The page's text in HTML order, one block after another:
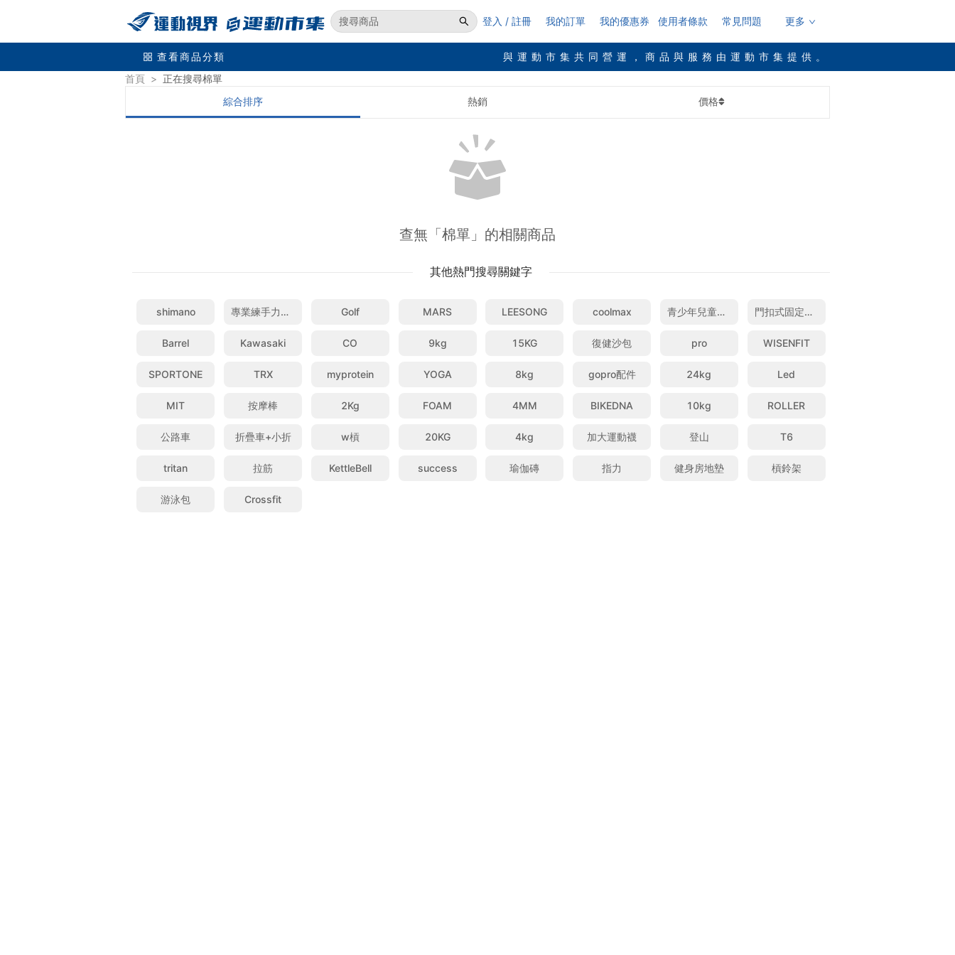
登入 / 註冊 我的訂單 我的優惠券 使用者條款 常見問題 更多
查看商品分類
與運動市集共同營運，商品與服務由運動市集提供。
首頁 > 正在搜尋棉單
綜合排序
熱銷 價格
查無「棉單」的相關商品
其他熱門搜尋關鍵字
shimano 專業練手力握力器 Golf MARS LEESONG coolmax 青少年兒童公路車 門扣式固定器訓練帶
Barrel Kawasaki CO 9kg 15KG 復健沙包 pro WISENFIT
SPORTONE TRX myprotein YOGA 8kg gopro配件 24kg Led
MIT 按摩棒 2Kg FOAM 4MM BIKEDNA 10kg ROLLER
公路車 折疊車+小折 w槓 20KG 4kg 加大運動襪 登山 T6
tritan 拉筋 KettleBell success 瑜伽磚 指力 健身房地墊 槓鈴架
游泳包 Crossfit